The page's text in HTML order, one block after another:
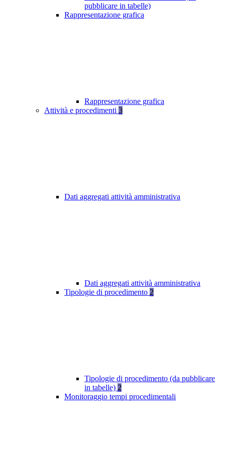
pubblicare in tabelle)
Rappresentazione grafica
Rappresentazione grafica
Attività e procedimenti 3
Dati aggregati attività amministrativa
Dati aggregati attività amministrativa
Tipologie di procedimento 2
Tipologie di procedimento (da pubblicare
in tabelle) 2
Monitoraggio tempi procedimentali